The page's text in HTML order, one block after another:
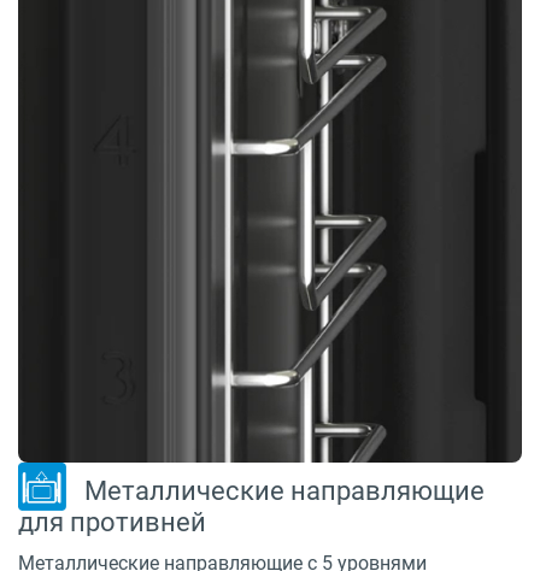
Металлические направляющие
для противней
Металлические направляющие с 5 уровнями